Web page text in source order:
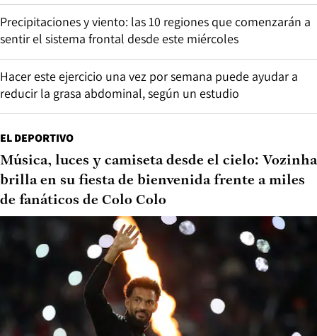
Precipitaciones y viento: las 10 regiones que comenzarán a
sentir el sistema frontal desde este miércoles
Hacer este ejercicio una vez por semana puede ayudar a
reducir la grasa abdominal, según un estudio
EL DEPORTIVO
Música, luces y camiseta desde el cielo: Vozinha
brilla en su fiesta de bienvenida frente a miles
de fanáticos de Colo Colo